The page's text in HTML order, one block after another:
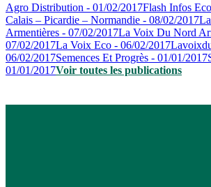
Agro Distribution - 01/02/2017Flash Infos
Calais – Picardie – Normandie - 08/02/2017
Armentières - 07/02/2017La Voix Du Nord
07/02/2017La Voix Eco - 06/02/2017
06/02/2017Semences Et Progrès - 01/01/2017
01/01/2017Voir toutes les publications